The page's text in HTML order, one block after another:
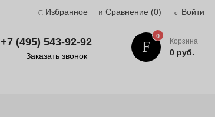
Избранное Сравнение (0) Войти
+7 (495) 543-92-92
Заказать звонок
0
Корзина
0 руб.